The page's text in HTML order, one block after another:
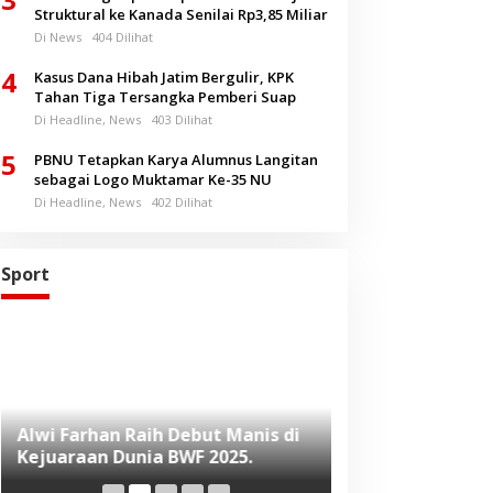
Struktural ke Kanada Senilai Rp3,85 Miliar
Di News 404 Dilihat
4
Kasus Dana Hibah Jatim Bergulir, KPK
Tahan Tiga Tersangka Pemberi Suap
Di Headline, News 403 Dilihat
5
PBNU Tetapkan Karya Alumnus Langitan
sebagai Logo Muktamar Ke-35 NU
Di Headline, News 402 Dilihat
Sport
Alwi Farhan Raih Debut Manis di
Kejuaraan Dunia BWF 2025.